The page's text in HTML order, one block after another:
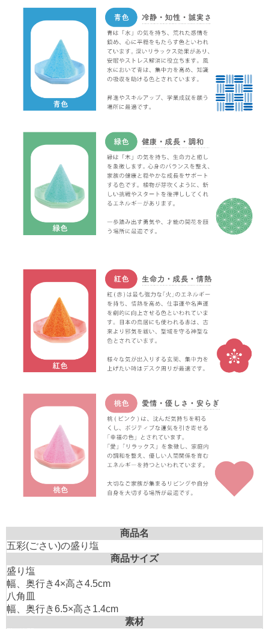
商品名
五彩(ごさい)の盛り塩
商品サイズ
盛り塩
幅、奥行き4×高さ4.5cm
八角皿
幅、奥行き6.5×高さ1.4cm
素材